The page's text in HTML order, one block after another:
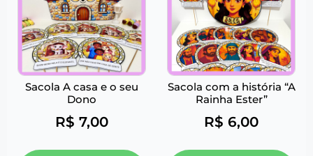
Sacola A casa e o seu
Dono
R$ 7,00
Sacola com a história “A
Rainha Ester”
R$ 6,00